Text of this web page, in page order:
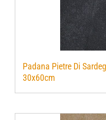
Padana Pietre Di
30x60cm